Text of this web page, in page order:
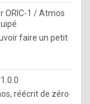
ORIC-1 / Atmos
faire un petit
réécrit de zéro